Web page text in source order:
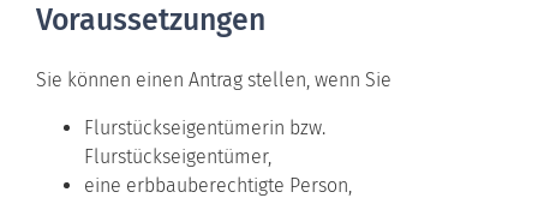
Voraussetzungen
Sie können einen Antrag stellen, wenn Sie
Flurstückseigentümerin bzw.
Flurstückseigentümer,
eine erbbauberechtigte Person,